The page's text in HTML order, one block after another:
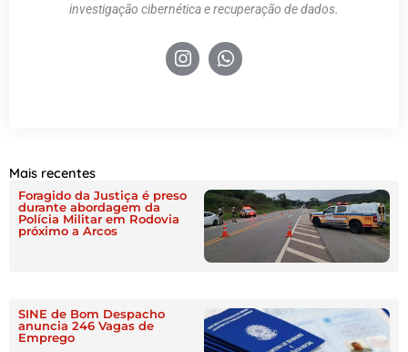
investigação cibernética e recuperação de dados.
Mais recentes
Foragido da Justiça é preso
durante abordagem da
Polícia Militar em Rodovia
próximo a Arcos
SINE de Bom Despacho
anuncia 246 Vagas de
Emprego